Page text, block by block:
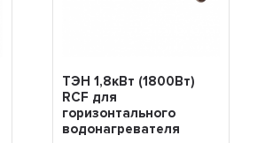
ТЭН 1,8кВт (1800Вт)
RCF для
горизонтального
водонагревателя